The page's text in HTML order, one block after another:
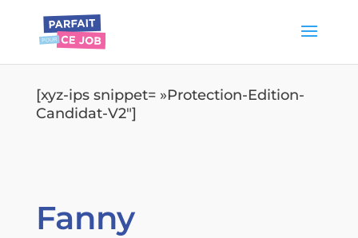
[xyz-ips snippet= »Protection-Edition-
Candidat-V2″]
Fanny